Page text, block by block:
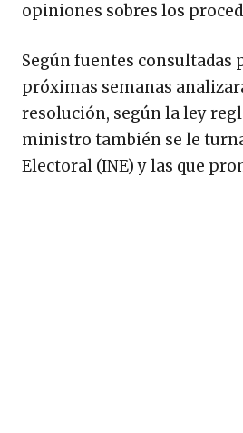
opiniones sobres los
Según fuentes consultadas
próximas semanas
resolución, según la ley
ministro también se le
Electoral (INE) y las que